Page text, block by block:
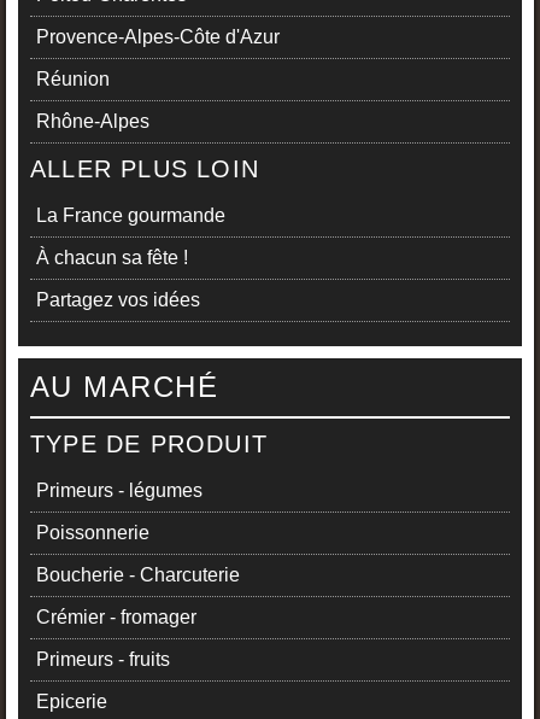
Provence-Alpes-Côte d'Azur
Réunion
Rhône-Alpes
ALLER PLUS LOIN
La France gourmande
À chacun sa fête !
Partagez vos idées
AU MARCHÉ
TYPE DE PRODUIT
Primeurs - légumes
Poissonnerie
Boucherie - Charcuterie
Crémier - fromager
Primeurs - fruits
Epicerie